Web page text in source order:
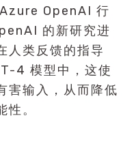
OpenAI 行
的新研究进
人类反馈的指导
4 模型中，这使
害输入，从而降低
。